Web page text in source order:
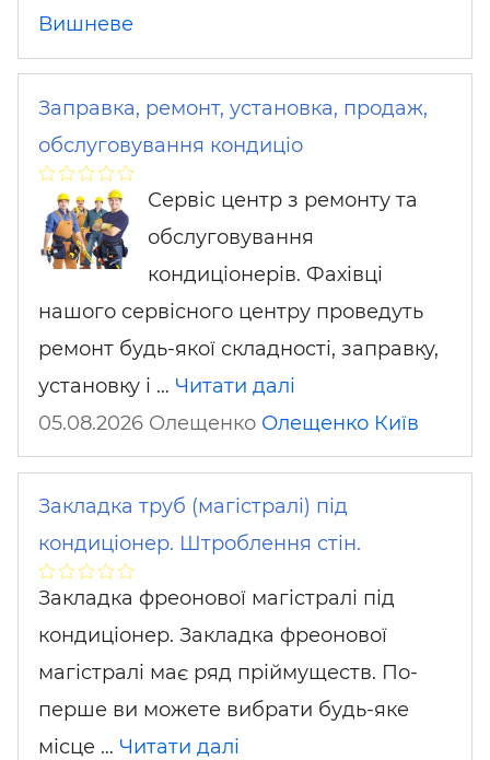
Вишневе
Заправка, ремонт, установка, продаж,
обслуговування кондиціо
Сервіс центр з ремонту та
обслуговування
кондиціонерів. Фахівці
нашого сервісного центру проведуть
ремонт будь-якої складності, заправку,
установку і … Читати далі
05.08.2026 Олещенко Олещенко Київ
Закладка труб (магістралі) під
кондиціонер. Штроблення стін.
Закладка фреонової магістралі під
кондиціонер. Закладка фреонової
магістралі має ряд пріймуществ. По-
перше ви можете вибрати будь-яке
місце … Читати далі